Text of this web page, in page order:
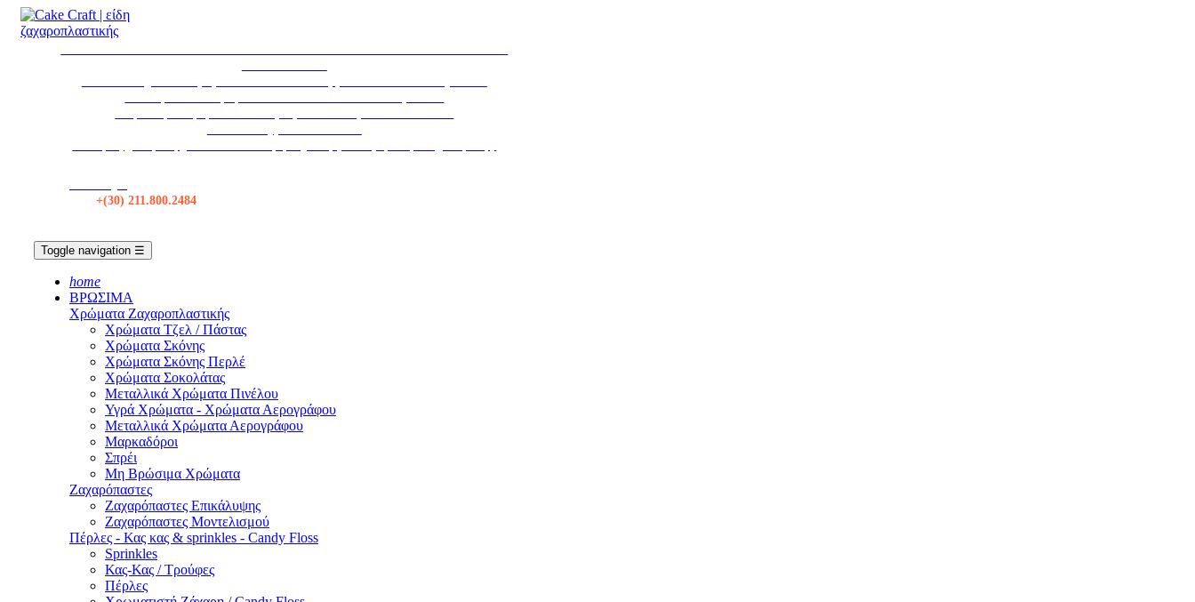
+(30) 211.800.2484
Toggle navigation ☰
home
ΒΡΩΣΙΜΑ
Χρώματα Ζαχαροπλαστικής
Χρώματα Τζελ / Πάστας
Χρώματα Σκόνης
Χρώματα Σκόνης Περλέ
Χρώματα Σοκολάτας
Μεταλλικά Χρώματα Πινέλου
Υγρά Χρώματα - Χρώματα Αερογράφου
Μεταλλικά Χρώματα Αερογράφου
Μαρκαδόροι
Σπρέι
Μη Βρώσιμα Χρώματα
Ζαχαρόπαστες
Ζαχαρόπαστες Επικάλυψης
Ζαχαρόπαστες Μοντελισμού
Πέρλες - Κας κας & sprinkles - Candy Floss
Sprinkles
Κας-Κας / Τρούφες
Πέρλες